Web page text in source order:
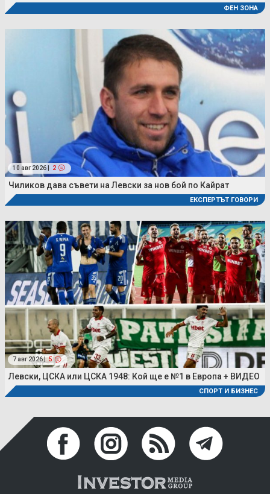
ФЕН ЗОНА
10 авг 2026 | 2
Чиликов дава съвети на Левски за нов бой по Кайрат
ЕКСПЕРТЪТ ГОВОРИ
7 авг 2026 | 5
Левски, ЦСКА или ЦСКА 1948: Кой ще е №1 в Европа + ВИДЕО
СПОРТ И БИЗНЕС